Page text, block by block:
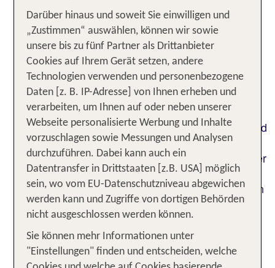
vielleicht genau das Richtige! Die Landschaft von
Irland diente schon oft als Kulisse für bekannte
Filme und Serien, wie zum Beispiel für "Game of
Thrones". Irland ist bekannt als „die Grüne Insel“.
Starte in Dublin deine Rundreise in das Land der
Feen und Kobolde. Neben einem lebendigen
Nachtleben findest du in Dublin auch einiges an
kulturellen Einrichtungen wie das Dublin Castle und
das Trinity College. Die Hauptstadt von Irland ist
beides, modern und alt zugleich. Sie wurde von der
UNESCO zur „Literaturhauptstadt“ ernannt. Fühle
die magische Atmosphäre rund um die zahlreichen
Schlösser, genieße den Anblick der berühmten
Klippen von Moher und lass die Eindrücke des
Tages ganz irisch in einem der vielen urigen Pubs
Revue passieren. In Irland liebt man es,
Darüber hinaus und soweit Sie einwilligen und
„Zustimmen“ auswählen, können wir sowie
unsere bis zu fünf Partner als Drittanbieter
Cookies auf Ihrem Gerät setzen, andere
Technologien verwenden und personenbezogene
Daten [z. B. IP-Adresse] von Ihnen erheben und
verarbeiten, um Ihnen auf oder neben unserer
Webseite personalisierte Werbung und Inhalte
vorzuschlagen sowie Messungen und Analysen
durchzuführen. Dabei kann auch ein
Datentransfer in Drittstaaten [z.B. USA] möglich
sein, wo vom EU-Datenschutzniveau abgewichen
werden kann und Zugriffe von dortigen Behörden
nicht ausgeschlossen werden können.
Sie können mehr Informationen unter
"Einstellungen" finden und entscheiden, welche